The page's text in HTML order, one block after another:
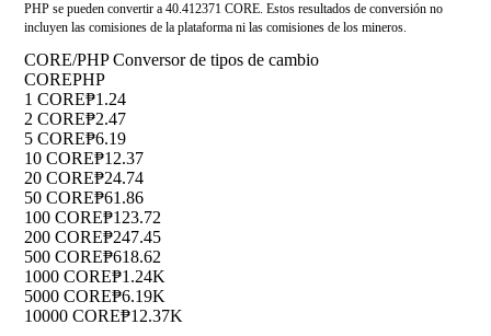
PHP se pueden convertir a 40.412371 CORE. Estos resultados de conversión no
incluyen las comisiones de la plataforma ni las comisiones de los mineros.
CORE/PHP Conversor de tipos de cambio
COREPHP
1 CORE₱1.24
2 CORE₱2.47
5 CORE₱6.19
10 CORE₱12.37
20 CORE₱24.74
50 CORE₱61.86
100 CORE₱123.72
200 CORE₱247.45
500 CORE₱618.62
1000 CORE₱1.24K
5000 CORE₱6.19K
10000 CORE₱12.37K